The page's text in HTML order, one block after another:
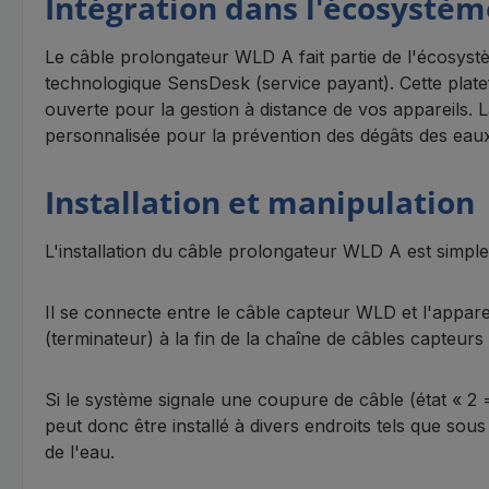
Le câble prolongateur WLD A fait partie de
technologique SensDesk (service payant). Cette
ouverte pour la gestion à distance de vos appareils.
personnalisée pour la prévention des dégâts des
Installation et manipulation
L'installation du câble prolongateur WLD A est
Il se connecte entre le câble capteur WLD et
(terminateur) à la fin de la chaîne de câbles
Si le système signale une coupure de câble (état «
peut donc être installé à divers endroits tels que
de l'eau.